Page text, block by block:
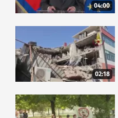
04:00
02:18